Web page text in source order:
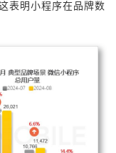
表明小程序在品牌数